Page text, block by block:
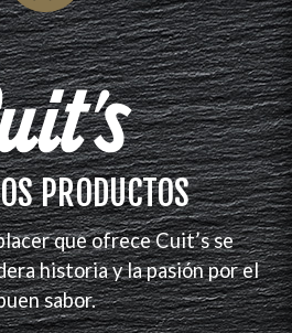
PRODUCTOS
que ofrece Cuit’s se
historia y la pasión por el
sabor.